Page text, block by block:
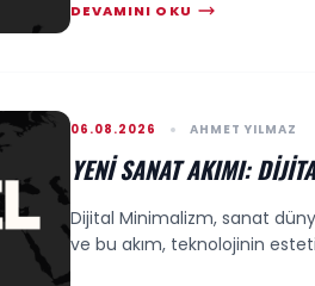
DEVAMINI OKU
06.08.2026 AHMET YILMAZ
YENI SANAT AKIMI:
Dijital Minimalizm, sanat
ve bu akım, teknolojinin